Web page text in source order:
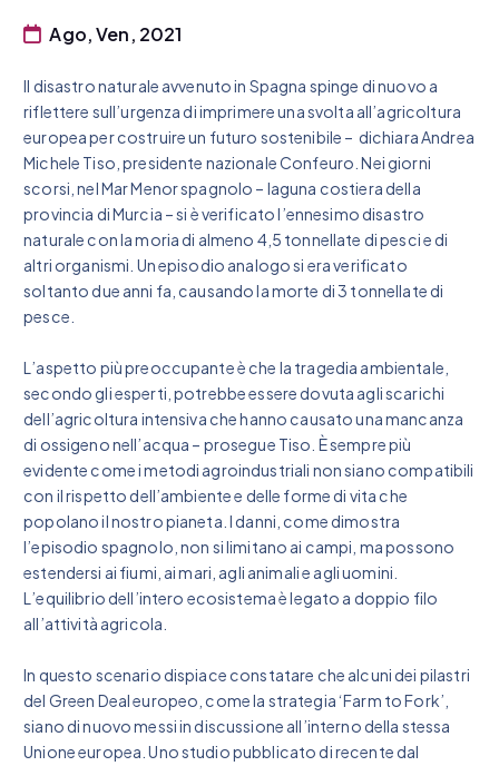
Ago, Ven, 2021
Il disastro naturale avvenuto in Spagna spinge di nuovo a
riflettere sull’urgenza di imprimere una svolta all’agricoltura
europea per costruire un futuro sostenibile – dichiara Andrea
Michele Tiso, presidente nazionale Confeuro. Nei giorni
scorsi, nel Mar Menor spagnolo – laguna costiera della
provincia di Murcia – si è verificato l’ennesimo disastro
naturale con la moria di almeno 4,5 tonnellate di pesci e di
altri organismi. Un episodio analogo si era verificato
soltanto due anni fa, causando la morte di 3 tonnellate di
pesce.
L’aspetto più preoccupante è che la tragedia ambientale,
secondo gli esperti, potrebbe essere dovuta agli scarichi
dell’agricoltura intensiva che hanno causato una mancanza
di ossigeno nell’acqua – prosegue Tiso. È sempre più
evidente come i metodi agroindustriali non siano compatibili
con il rispetto dell’ambiente e delle forme di vita che
popolano il nostro pianeta. I danni, come dimostra
l’episodio spagnolo, non si limitano ai campi, ma possono
estendersi ai fiumi, ai mari, agli animali e agli uomini.
L’equilibrio dell’intero ecosistema è legato a doppio filo
all’attività agricola.
In questo scenario dispiace constatare che alcuni dei pilastri
del Green Deal europeo, come la strategia ‘Farm to Fork’,
siano di nuovo messi in discussione all’interno della stessa
Unione europea. Uno studio pubblicato di recente dal